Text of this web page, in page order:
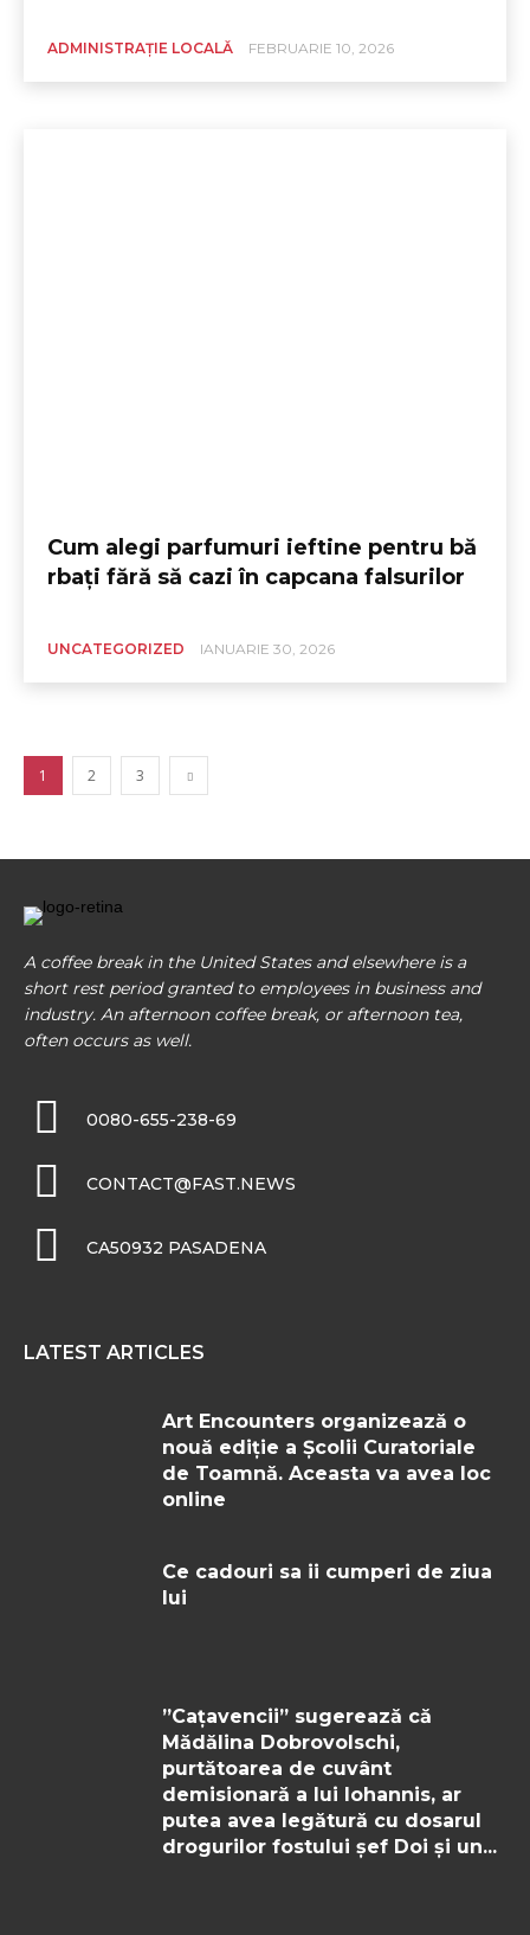
ADMINISTRAȚIE LOCALĂ FEBRUARIE 10, 2026
Cum alegi parfumuri ieftine pentru bă
rbați fără să cazi în capcana falsurilor
UNCATEGORIZED IANUARIE 30, 2026
1 2 3
A coffee break in the United States and elsewhere is a
short rest period granted to employees in business and
industry. An afternoon coffee break, or afternoon tea,
often occurs as well.
0080-655-238-69
CONTACT@FAST.NEWS
CA50932 PASADENA
LATEST ARTICLES
Art Encounters organizează o
nouă ediție a Școlii Curatoriale
de Toamnă. Aceasta va avea loc
online
Ce cadouri sa ii cumperi de ziua
lui
”Cațavencii” sugerează că
Mădălina Dobrovolschi,
purtătoarea de cuvânt
demisionară a lui Iohannis, ar
putea avea legătură cu dosarul
drogurilor fostului șef Doi și un...